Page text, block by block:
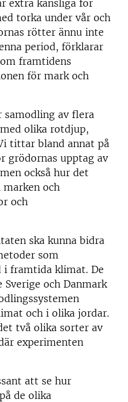
extra känsliga för
torka under vår och
rötter ännu inte
period, förklarar
framtidens
för mark och
av flera
olika rotdjup,
tittar bland annat på
grödornas upptag av
också hur det
och
och
ska kunna bidra
som
i framtida klimat. De
och Danmark
och i olika jordar.
två olika sorter av
experimenten
att se hur
de olika